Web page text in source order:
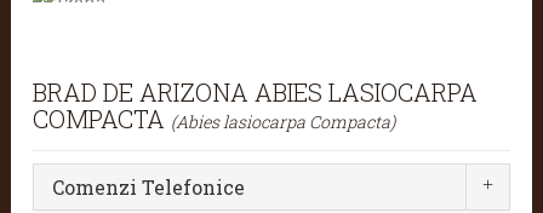
BRAD DE ARIZONA ABIES LASIOCARPA
COMPACTA (Abies lasiocarpa Compacta)
Comenzi Telefonice